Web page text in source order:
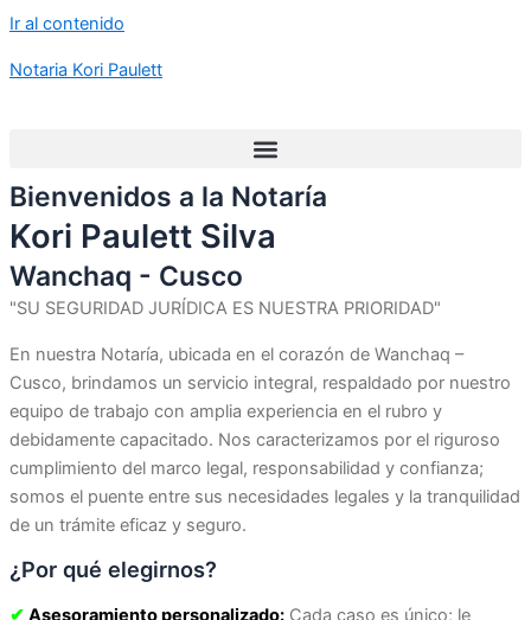
Ir al contenido
Notaria Kori Paulett
Bienvenidos a la Notaría
Kori Paulett Silva
Wanchaq - Cusco
"SU SEGURIDAD JURÍDICA ES NUESTRA PRIORIDAD"
En nuestra Notaría, ubicada en el corazón de Wanchaq –
Cusco, brindamos un servicio integral, respaldado por nuestro
equipo de trabajo con amplia experiencia en el rubro y
debidamente capacitado. Nos caracterizamos por el riguroso
cumplimiento del marco legal, responsabilidad y confianza;
somos el puente entre sus necesidades legales y la tranquilidad
de un trámite eficaz y seguro.
¿Por qué elegirnos?
✔ Asesoramiento personalizado: Cada caso es único; le